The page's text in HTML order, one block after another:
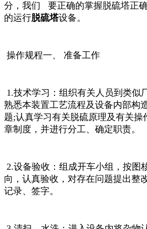
分，我们 要正确的掌握脱硫塔正
的运行脱硫塔设备。
操作规程一、 准备工作
1.技术学习：组织有关人员到类似
熟悉本装置工艺流程及设备内部构
题;认真学习有关脱硫原理及有关操
章制度，并进行分工、确定职责。
2.设备验收：组成开车小组，按图
向，认真验收，对存在问题提出整
记录、签字。